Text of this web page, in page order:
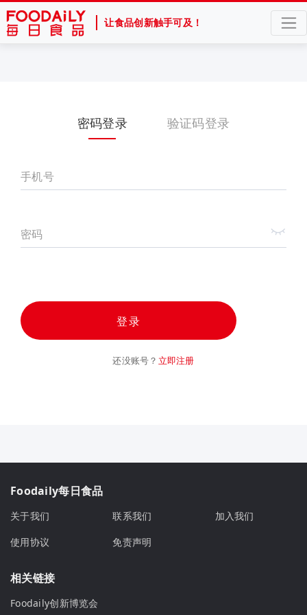
让食品创新触手可及！
密码登录 验证码登录
手机号
密码
登录
还没账号？ 立即注册
Foodaily每日食品
关于我们 联系我们
加入我们
使用协议
免责声明
相关链接
Foodaily创新博览会